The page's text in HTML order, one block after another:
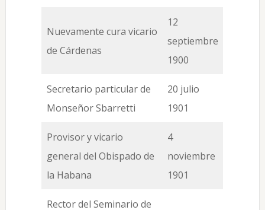
Nuevamente cura vicario
de Cárdenas
12
septiembre
1900
Secretario particular de
Monseñor Sbarretti
20 julio
1901
Provisor y vicario
general del Obispado de
la Habana
4
noviembre
1901
Rector del Seminario de